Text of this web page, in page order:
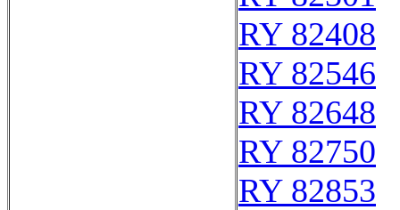
RY 82408
RY 82546
RY 82648
RY 82750
RY 82853